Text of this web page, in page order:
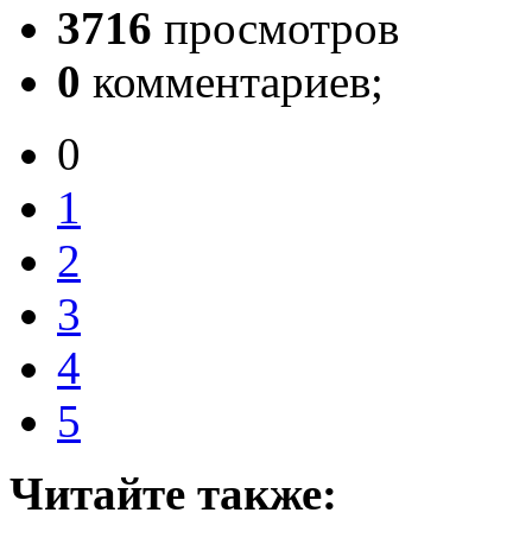
3716 просмотров
0 комментариев;
0
1
2
3
4
5
Читайте также: